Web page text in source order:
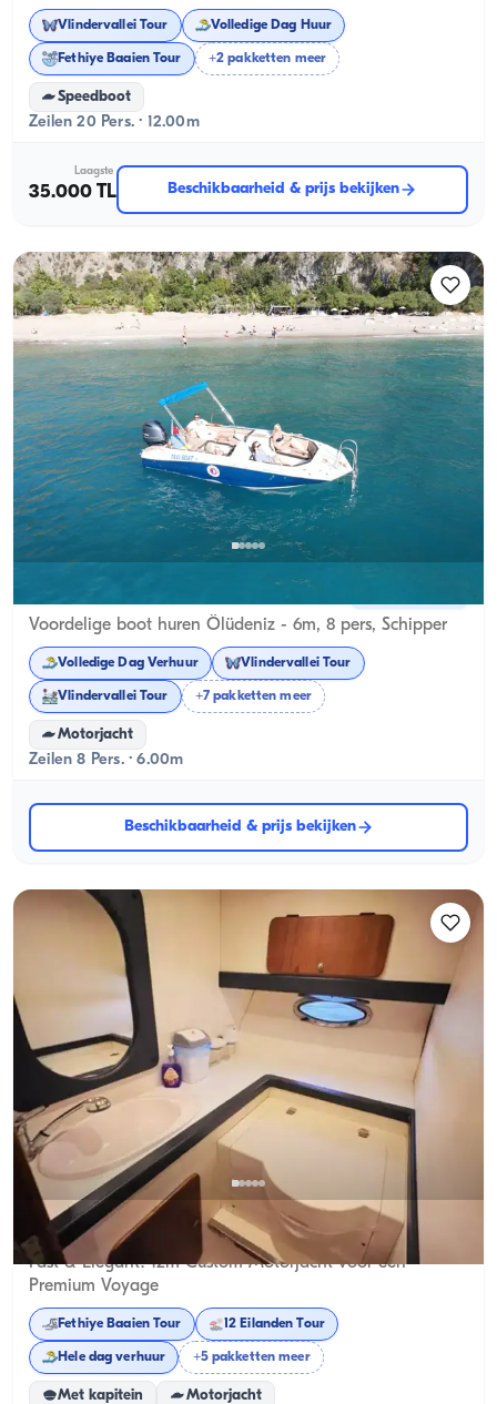
Vlindervallei Tour Volledige Dag Huur
Fethiye Baaien Tour +2 pakketten meer
Speedboot
Zeilen 20 Pers. · 12.00m
Laagste
35.000 TL Beschikbaarheid & prijs bekijken
Voordelige boot huren Ölüdeniz - 6m, 8 pers, Schipper
Volledige Dag Verhuur Vlindervallei Tour
Vlindervallei Tour +7 pakketten meer
Motorjacht
Zeilen 8 Pers. · 6.00m
Beschikbaarheid & prijs bekijken
Ölüdeniz, Muğla Nieuwe boot
Fast & Elegant! 12m Custom Motorjacht voor een
Premium Voyage
Fethiye Baaien Tour 12 Eilanden Tour
Hele dag verhuur +5 pakketten meer
Met kapitein Motorjacht